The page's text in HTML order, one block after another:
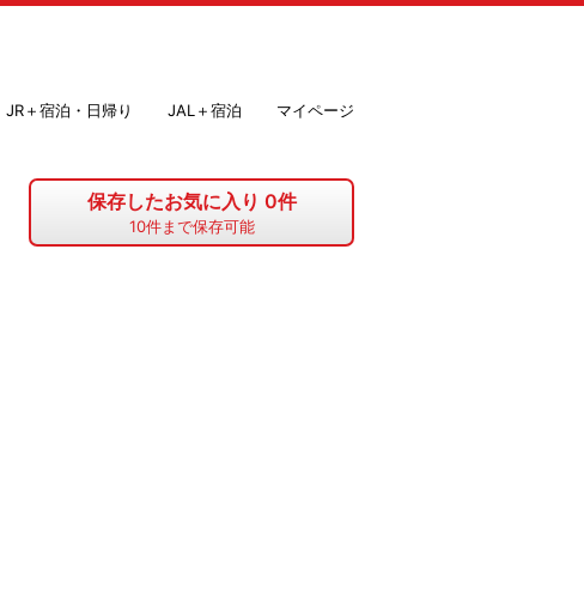
JR＋宿泊・日帰り JAL＋宿泊 マイページ
保存したお気に入り 0件
10件まで保存可能